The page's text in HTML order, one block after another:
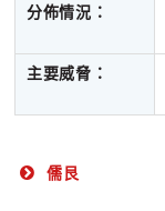
分佈情況：
主要威脅：
儒艮